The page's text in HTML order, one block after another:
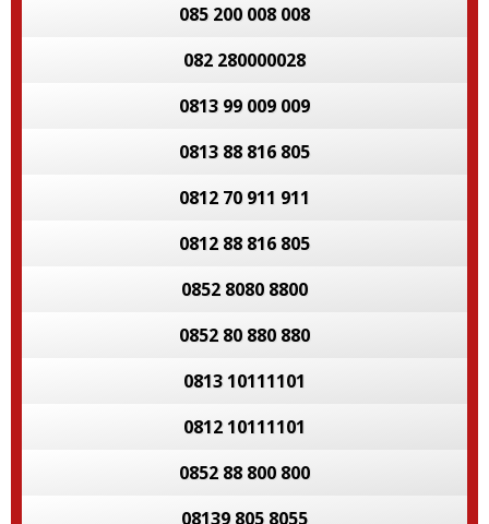
085 200 008 008
082 280000028
0813 99 009 009
0813 88 816 805
0812 70 911 911
0812 88 816 805
0852 8080 8800
0852 80 880 880
0813 10111101
0812 10111101
0852 88 800 800
08139 805 8055